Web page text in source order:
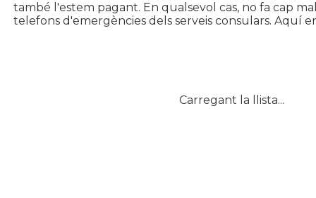
també l'estem pagant. En qualsevol cas, no fa cap
telefons d'emergències dels serveis consulars. Aquí
Carregant la llista...